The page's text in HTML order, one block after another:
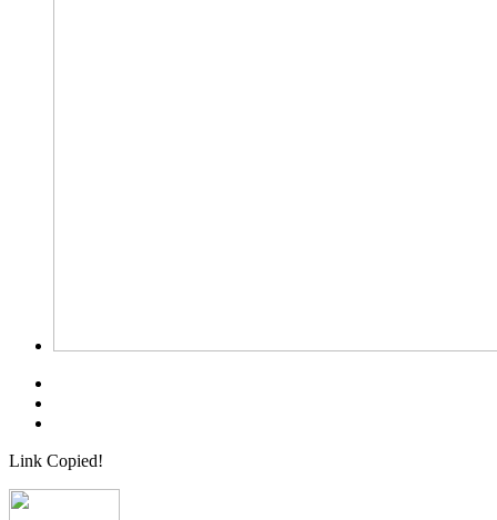
Link Copied!